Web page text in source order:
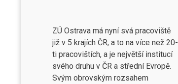
ZÚ Ostrava má nyní svá pracoviště
již v 5 krajích ČR, a to na více než 20-
ti pracovištích, a je největší institucí
svého druhu v ČR a střední Evropě.
Svým obrovským rozsahem